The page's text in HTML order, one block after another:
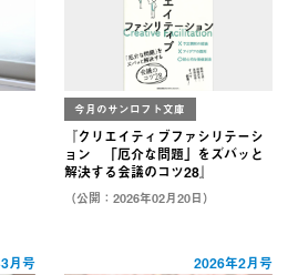
今月のサンロフト文庫
『クリエイティブファシリテーシ
ョン 「厄介な問題」をズバッと
解決する会議のコツ28』
（公開：2026年02月20日）
月号 2026年2月号